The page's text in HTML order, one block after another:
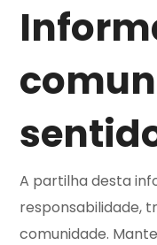
A partilha desta
responsabilidade,
comunidade.